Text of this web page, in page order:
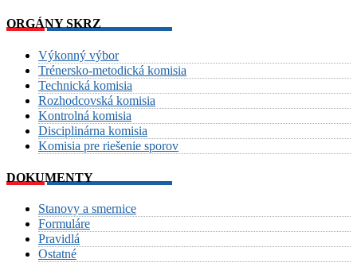
ORGÁNY SKRZ
Výkonný výbor
Trénersko-metodická komisia
Technická komisia
Rozhodcovská komisia
Kontrolná komisia
Disciplinárna komisia
Komisia pre riešenie sporov
DOKUMENTY
Stanovy a smernice
Formuláre
Pravidlá
Ostatné